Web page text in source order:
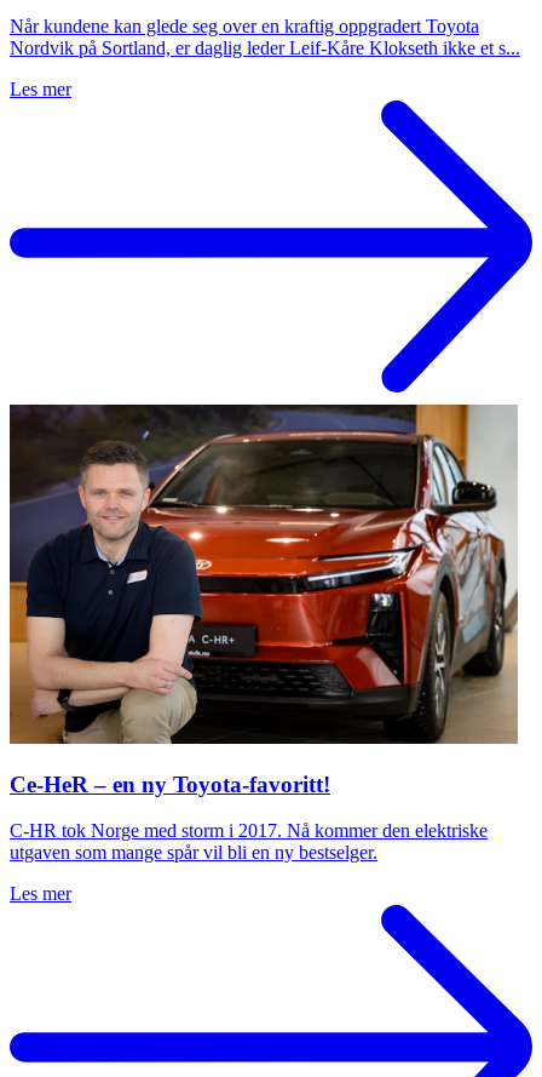
Når kundene kan glede seg over en kraftig oppgradert Toyota
Nordvik på Sortland, er daglig leder Leif-Kåre Klokseth ikke et s...
Les mer
Ce-HeR – en ny Toyota-favoritt!
C-HR tok Norge med storm i 2017. Nå kommer den elektriske
utgaven som mange spår vil bli en ny bestselger.
Les mer